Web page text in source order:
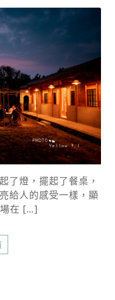
了燈，擺起了餐桌，
給人的感受一樣，顯
在 […]